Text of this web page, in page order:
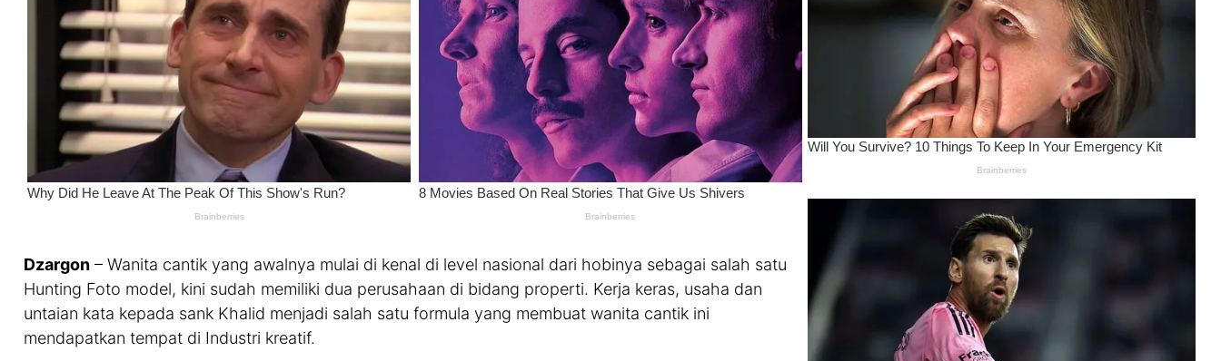
Dzargon – Wanita cantik yang awalnya mulai di kenal di level nasional dari hobinya sebagai salah satu
Hunting Foto model, kini sudah memiliki dua perusahaan di bidang properti. Kerja keras, usaha dan
untaian kata kepada sank Khalid menjadi salah satu formula yang membuat wanita cantik ini
mendapatkan tempat di Industri kreatif.